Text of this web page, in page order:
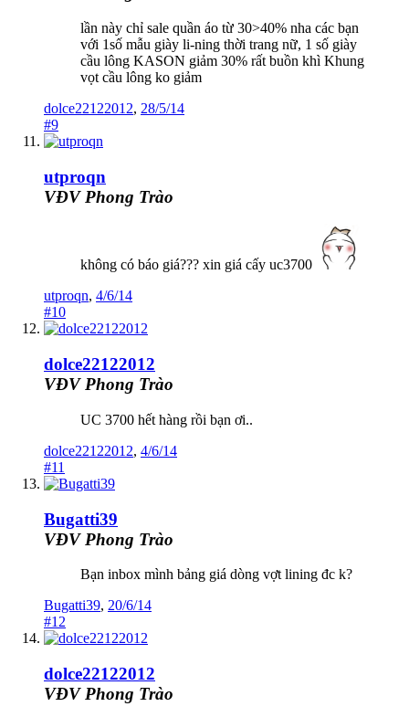
lần này chỉ sale quần áo từ 30>40% nha các bạn
với 1số mẫu giày li-ning thời trang nữ, 1 số giày
cầu lông KASON giảm 30% rất buồn khì Khung
vọt cầu lông ko giảm
dolce22122012, 28/5/14
#9
utproqn
VĐV Phong Trào
không có báo giá??? xin giá cấy uc3700
utproqn, 4/6/14
#10
dolce22122012
VĐV Phong Trào
UC 3700 hết hàng rồi bạn ơi..
dolce22122012, 4/6/14
#11
Bugatti39
VĐV Phong Trào
Bạn inbox mình bảng giá dòng vợt lining đc k?
Bugatti39, 20/6/14
#12
dolce22122012
VĐV Phong Trào